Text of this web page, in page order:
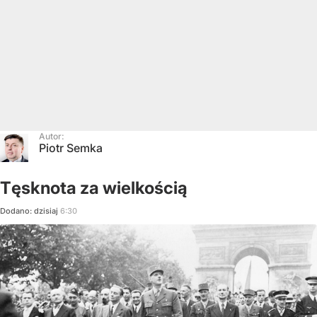
Autor:
Piotr Semka
Tęsknota za wielkością
Dodano: dzisiaj 6:30